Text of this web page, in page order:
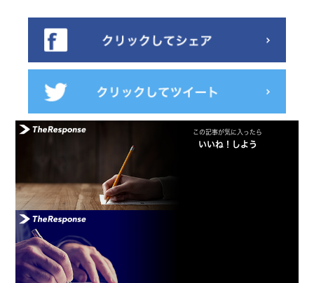
この記事が気に入ったら
いいね！しよう